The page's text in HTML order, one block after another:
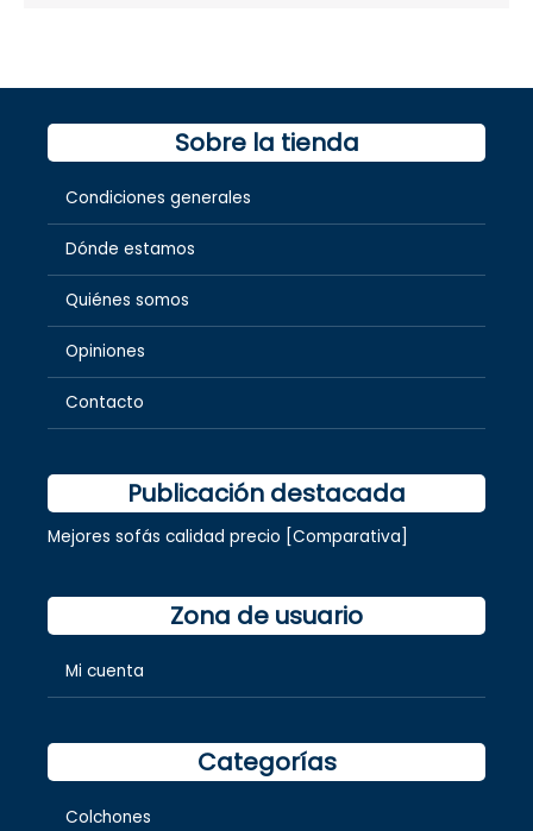
Sobre la tienda
Condiciones generales
Dónde estamos
Quiénes somos
Opiniones
Contacto
Publicación destacada
Mejores sofás calidad precio [Comparativa]
Zona de usuario
Mi cuenta
Categorías
Colchones